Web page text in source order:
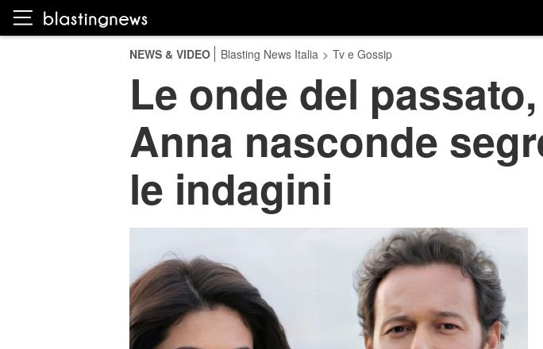
NEWS & VIDEO Blasting News Italia > Tv e Gossip
Le onde del
Anna nasconde
le indagini